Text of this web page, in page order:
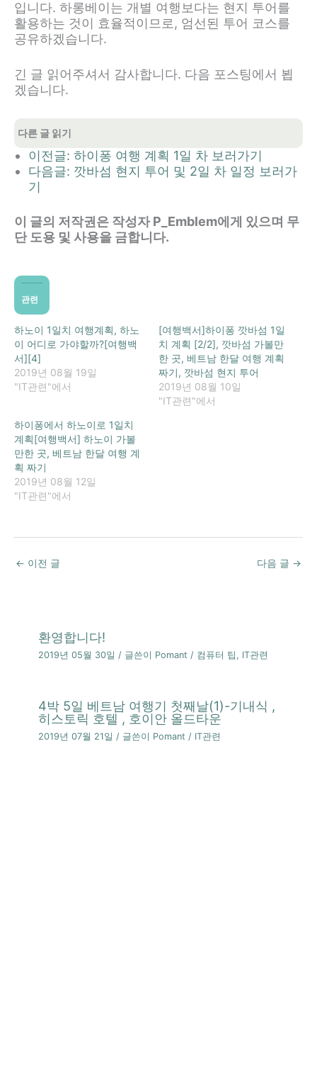
입니다. 하롱베이는 개별 여행보다는 현지 투어를
활용하는 것이 효율적이므로, 엄선된 투어 코스를
공유하겠습니다.
긴 글 읽어주셔서 감사합니다. 다음 포스팅에서 뵙
겠습니다.
다른 글 읽기
이전글: 하이퐁 여행 계획 1일 차 보러가기
다음글: 깟바섬 현지 투어 및 2일 차 일정 보러가
기
이 글의 저작권은 작성자 P_Emblem에게 있으며 무
단 도용 및 사용을 금합니다.
관련
하노이 1일치 여행계획, 하노
이 어디로 가야할까?[여행백
서][4]
2019년 08월 19일
"IT관련"에서
[여행백서]하이퐁 깟바섬 1일
치 계획 [2/2], 깟바섬 가볼만
한 곳, 베트남 한달 여행 계획
짜기, 깟바섬 현지 투어
2019년 08월 10일
"IT관련"에서
하이퐁에서 하노이로 1일치
계획[여행백서] 하노이 가볼
만한 곳, 베트남 한달 여행 계
획 짜기
2019년 08월 12일
"IT관련"에서
← 이전 글 다음 글 →
환영합니다!
2019년 05월 30일 / 글쓴이 Pomant / 컴퓨터 팁 , IT관련
4박 5일 베트남 여행기 첫째날(1)-기내식 ,
히스토릭 호텔 , 호이안 올드타운
2019년 07월 21일 / 글쓴이 Pomant / IT관련